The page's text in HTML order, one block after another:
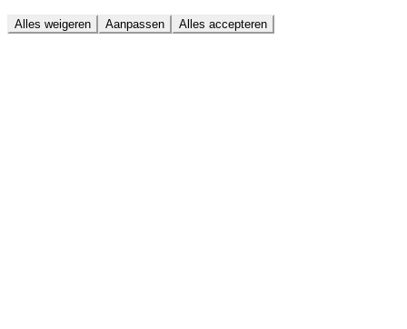
Alles weigeren Aanpassen Alles accepteren